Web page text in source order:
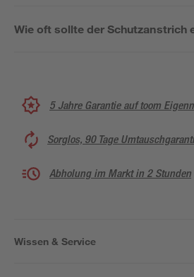
Wie oft sollte der Schutzanstrich
5 Jahre Garantie auf toom
Sorglos, 90 Tage
Abholung im Markt in 2 Stunden
Wissen & Service